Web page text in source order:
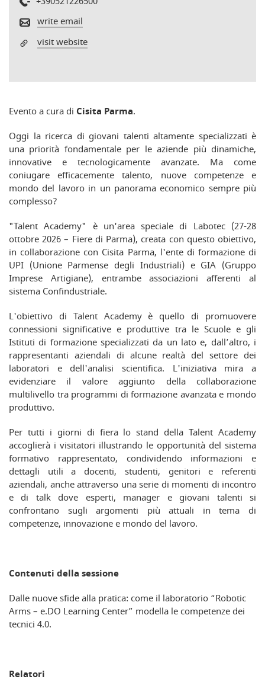
write email
visit website
Evento a cura di Cisita Parma.
Oggi la ricerca di giovani talenti altamente specializzati è
una priorità fondamentale per le aziende più dinamiche,
innovative e tecnologicamente avanzate. Ma come
coniugare efficacemente talento, nuove competenze e
mondo del lavoro in un panorama economico sempre più
complesso?
"Talent Academy" è un'area speciale di Labotec (27-28
ottobre 2026 – Fiere di Parma), creata con questo obiettivo,
in collaborazione con Cisita Parma, l'ente di formazione di
UPI (Unione Parmense degli Industriali) e GIA (Gruppo
Imprese Artigiane), entrambe associazioni afferenti al
sistema Confindustriale.
L'obiettivo di Talent Academy è quello di promuovere
connessioni significative e produttive tra le Scuole e gli
Istituti di formazione specializzati da un lato e, dall’altro, i
rappresentanti aziendali di alcune realtà del settore dei
laboratori e dell'analisi scientifica. L'iniziativa mira a
evidenziare il valore aggiunto della collaborazione
multilivello tra programmi di formazione avanzata e mondo
produttivo.
Per tutti i giorni di fiera lo stand della Talent Academy
accoglierà i visitatori illustrando le opportunità del sistema
formativo rappresentato, condividendo informazioni e
dettagli utili a docenti, studenti, genitori e referenti
aziendali, anche attraverso una serie di momenti di incontro
e di talk dove esperti, manager e giovani talenti si
confrontano sugli argomenti più attuali in tema di
competenze, innovazione e mondo del lavoro.
Contenuti della sessione
Dalle nuove sfide alla pratica: come il laboratorio “Robotic
Arms – e.DO Learning Center” modella le competenze dei
tecnici 4.0.
Relatori